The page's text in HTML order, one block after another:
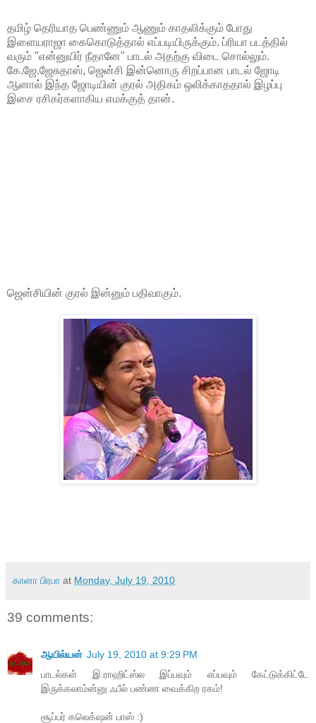
தமிழ் தெரியாத பெண்ணும் ஆணும் காதலிக்கும் போது
இளையராஜா கைகொடுத்தால் எப்படியிருக்கும். ப்ரியா படத்தில்
வரும் "என்னுயிர் நீதானே" பாடல் அதற்கு விடை சொல்லும்.
கே.ஜே.ஜேசுதாஸ், ஜென்சி இன்னொரு சிறப்பான பாடல் ஜோடி
ஆனால் இந்த ஜோடியின் குரல் அதிகம் ஒலிக்காததால் இழப்பு
இசை ரசிகர்களாகிய எமக்குத் தான்.
ஜென்சியின் குரல் இன்னும் பதிவாகும்.
கானா பிரபா at Monday, July 19, 2010
39 comments:
ஆயில்யன் July 19, 2010 at 9:29 PM
பாடல்கள் இ.ராஹிட்ஸ்ல இப்பவும் எப்பவும் கேட்டுக்கிட்டே
இருக்கலாம்ன்னு ஃபீல் பண்ண வைக்கிற ரகம்!
சூப்பர் கலெக்‌ஷன் பாஸ் :)